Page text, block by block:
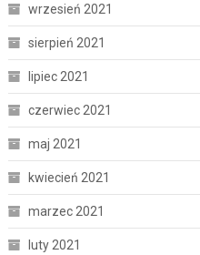
wrzesień 2021
sierpień 2021
lipiec 2021
czerwiec 2021
maj 2021
kwiecień 2021
marzec 2021
luty 2021